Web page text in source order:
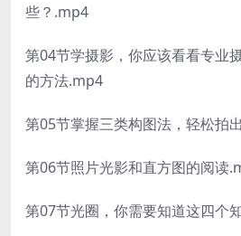
些？.mp4
第04节学摄影，你应该看看专业
的方法.mp4
第05节掌握三类构图法，轻松拍
第06节照片光影和直方图的阅读
第07节光圈，你需要知道这四个